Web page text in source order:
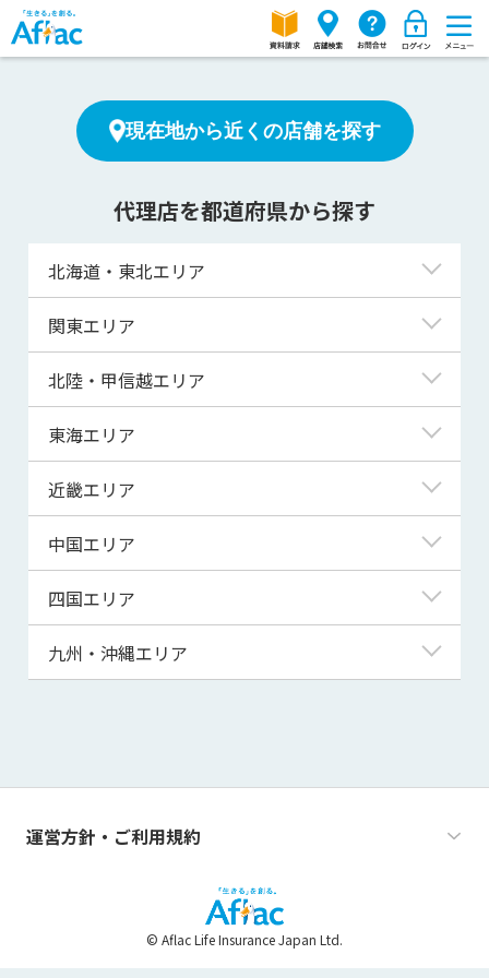
現在地から近くの店舗を探す
代理店を都道府県から探す
北海道・東北エリア
北海道
青森県
宮城県
秋田県
山形県
関東エリア
東京都
神奈川県
埼玉県
千葉県
茨城県
群馬県
北陸・甲信越エリア
新潟県
富山県
福井県
山梨県
長野県
東海エリア
岐阜県
静岡県
三重県
近畿エリア
滋賀県
京都府
大阪府
兵庫県
和歌山県
中国エリア
鳥取県
島根県
山口県
四国エリア
徳島県
高知県
九州・沖縄エリア
熊本県
運営方針・ご利用規約
© Aflac Life Insurance Japan Ltd.